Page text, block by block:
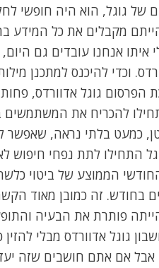
גוגל, הוא היה חופשי
מקבלים את כל המידע
אנחנו עובדים גם היום,
וכדי להיכנס למתכנן
גוגל אדוורדס, פחות
והתחילו להכריח את
כמעט בלתי נראה, שאפשר
התחילו לתת נפחי חיפוש
שהנפח החיפוש הממוצע לאותו הביטוי נע בין 0 ל10000 חיפושים
פותרת את הבעיה
ניתן ליצור חשבון גוגל אדוורדס מבלי
אבל אם אתם חושבים שזה